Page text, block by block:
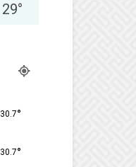
29°
30.7°
30.7°